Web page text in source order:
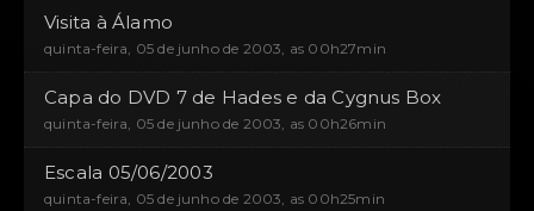
Visita à Álamo
quinta-feira, 05 de junho de 2003, as 00h27min
Capa do DVD 7 de Hades e da Cygnus Box
quinta-feira, 05 de junho de 2003, as 00h26min
Escala 05/06/2003
quinta-feira, 05 de junho de 2003, as 00h25min